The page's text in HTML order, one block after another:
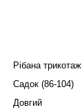
Рібана трикотаж
Садок (86-104)
Довгий